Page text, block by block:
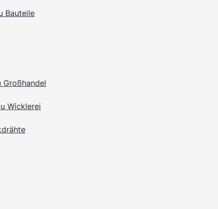
Bauteile
Großhandel
Wicklerei